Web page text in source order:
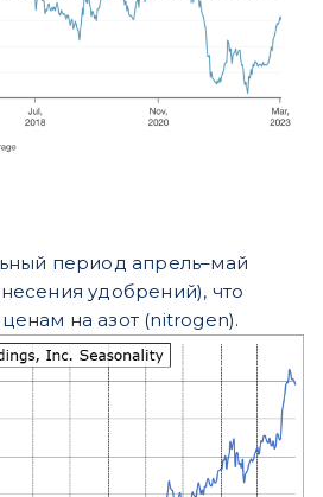
период апрель–май
удобрений), что
на азот (nitrogen).